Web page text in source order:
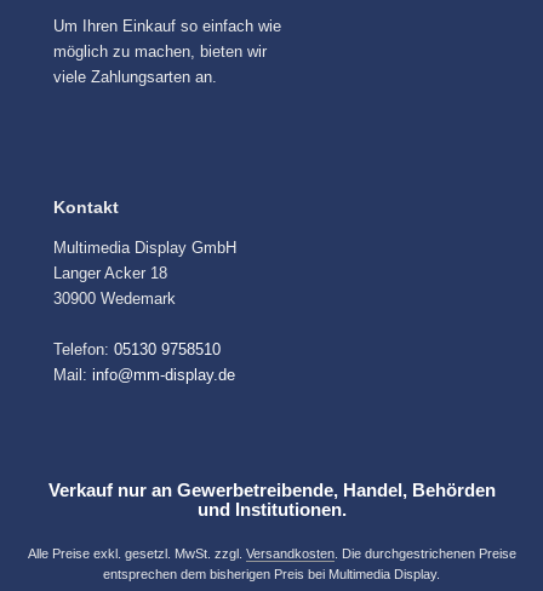
Um Ihren Einkauf so einfach wie
möglich zu machen, bieten wir
viele Zahlungsarten an.
Kontakt
Multimedia Display GmbH
Langer Acker 18
30900 Wedemark
Telefon: 05130 9758510
Mail: info@mm-display.de
Verkauf nur an Gewerbetreibende, Handel, Behörden
und Institutionen.
Alle Preise exkl. gesetzl. MwSt. zzgl. Versandkosten. Die durchgestrichenen Preise
entsprechen dem bisherigen Preis bei Multimedia Display.